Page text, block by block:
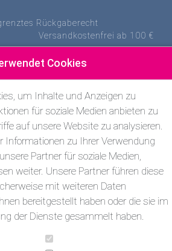
Rückgaberecht
Versandkostenfrei ab 100 €
Toggle
Cookies
um Inhalte und Anzeigen zu
für soziale Medien anbieten zu
auf unsere Website zu analysieren.
Informationen zu Ihrer Verwendung
Partner für soziale Medien,
weiter. Unsere Partner führen diese
mit weiteren Daten
bereitgestellt haben oder die sie im
der Dienste gesammelt haben.